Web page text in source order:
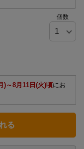
個数
)～8月11日(火)頃にお
る